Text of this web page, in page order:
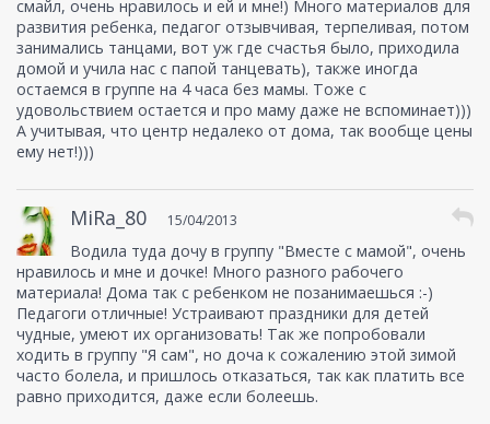
смайл, очень нравилось и ей и мне!) Много материалов для
развития ребенка, педагог отзывчивая, терпеливая, потом
занимались танцами, вот уж где счастья было, приходила
домой и учила нас с папой танцевать), также иногда
остаемся в группе на 4 часа без мамы. Тоже с
удовольствием остается и про маму даже не вспоминает)))
А учитывая, что центр недалеко от дома, так вообще цены
ему нет!)))
MiRa_80 15/04/2013
Водила туда дочу в группу "Вместе с мамой", очень
нравилось и мне и дочке! Много разного рабочего
материала! Дома так с ребенком не позанимаешься :-)
Педагоги отличные! Устраивают праздники для детей
чудные, умеют их организовать! Так же попробовали
ходить в группу "Я сам", но доча к сожалению этой зимой
часто болела, и пришлось отказаться, так как платить все
равно приходится, даже если болеешь.